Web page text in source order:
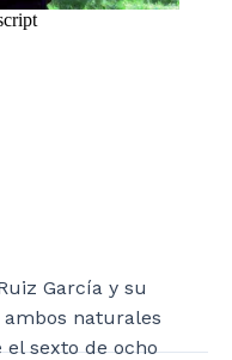
García y su
naturales
el sexto de ocho